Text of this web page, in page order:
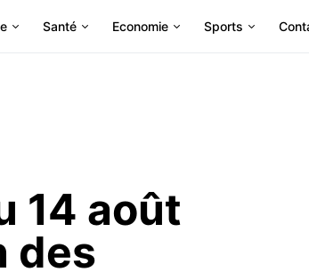
Santé Economie Sports
14 août
des